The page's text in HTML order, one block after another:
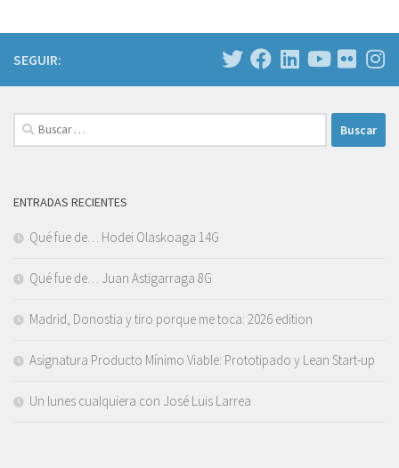
SEGUIR:
Buscar:
ENTRADAS RECIENTES
Qué fue de… Hodei Olaskoaga 14G
Qué fue de… Juan Astigarraga 8G
Madrid, Donostia y tiro porque me toca: 2026 edition
Asignatura Producto Mínimo Viable: Prototipado y Lean Start-up
Un lunes cualquiera con José Luis Larrea